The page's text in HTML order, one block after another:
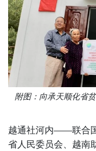
附图：向承天顺化省
越通社河内——联合
省人民委员会、越南